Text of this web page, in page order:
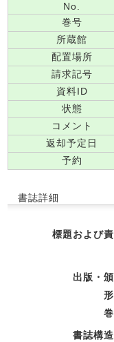
No.
巻号
所蔵館
配置場所
請求記号
資料ID
状態
コメント
返却予定日
予約
書誌詳細
標題および
出版・
書誌構